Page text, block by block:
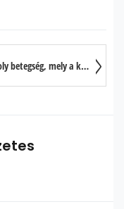
8 komoly betegség, mely a kóros D-vitaminhiányból ered